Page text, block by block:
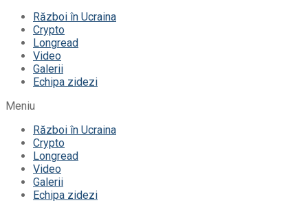
Război în Ucraina
Crypto
Longread
Video
Galerii
Echipa zidezi
Meniu
Război în Ucraina
Crypto
Longread
Video
Galerii
Echipa zidezi